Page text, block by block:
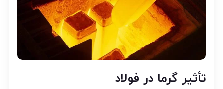
تأثیر گرما در فولاد